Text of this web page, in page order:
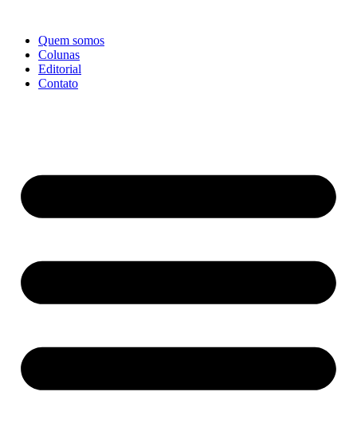
conteúdo
Quem somos
Colunas
Editorial
Contato